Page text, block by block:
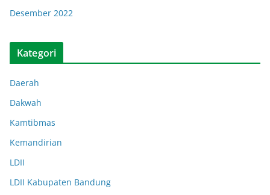
Desember 2022
Kategori
Daerah
Dakwah
Kamtibmas
Kemandirian
LDII
LDII Kabupaten Bandung